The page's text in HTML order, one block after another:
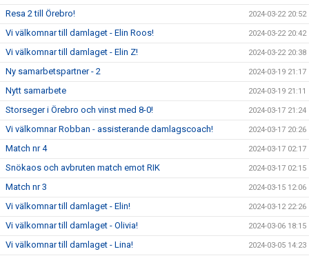
Resa 2 till Örebro! 2024-03-22 20:52
Vi välkomnar till damlaget - Elin Roos! 2024-03-22 20:42
Vi välkomnar till damlaget - Elin Z! 2024-03-22 20:38
Ny samarbetspartner - 2 2024-03-19 21:17
Nytt samarbete 2024-03-19 21:11
Storseger i Örebro och vinst med 8-0! 2024-03-17 21:24
Vi välkomnar Robban - assisterande damlagscoach! 2024-03-17 20:26
Match nr 4 2024-03-17 02:17
Snökaos och avbruten match emot RIK 2024-03-17 02:15
Match nr 3 2024-03-15 12:06
Vi välkomnar till damlaget - Elin! 2024-03-12 22:26
Vi välkomnar till damlaget - Olivia! 2024-03-06 18:15
Vi välkomnar till damlaget - Lina! 2024-03-05 14:23